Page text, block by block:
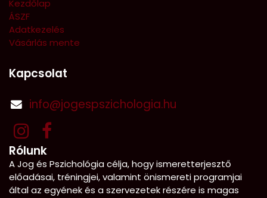
Kezdőlap
ÁSZF
Adatkezelés
Vásárlás mente
Kapcsolat
info@jogespszichologia.hu
Rólunk
A Jog és Pszichológia célja, hogy ismeretterjesztő
előadásai, tréningjei, valamint önismereti programjai
által az egyének és a szervezetek részére is magas